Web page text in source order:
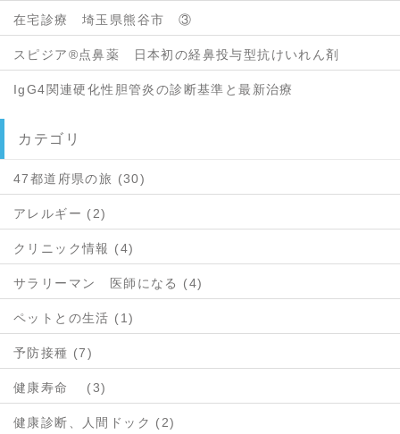
在宅診療 埼玉県熊谷市 ③
スピジア®点鼻薬 日本初の経鼻投与型抗けいれん剤
IgG4関連硬化性胆管炎の診断基準と最新治療
カテゴリ
47都道府県の旅 (30)
アレルギー (2)
クリニック情報 (4)
サラリーマン 医師になる (4)
ペットとの生活 (1)
予防接種 (7)
健康寿命 (3)
健康診断、人間ドック (2)